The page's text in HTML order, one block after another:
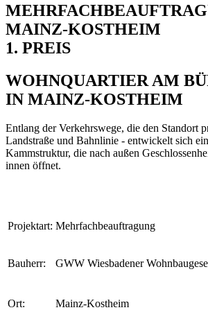
MAINZ-KOSTHEIM
1. PREIS
WOHNQUARTIER AM
IN MAINZ-KOSTHEIM
Entlang der Verkehrswege, die den Standort
Landstraße und Bahnlinie - entwickelt sich
Kammstruktur, die nach außen
innen öffnet.
Projektart: Mehrfachbeauftragung
Bauherr: GWW Wiesbadener
Ort: Mainz-Kostheim